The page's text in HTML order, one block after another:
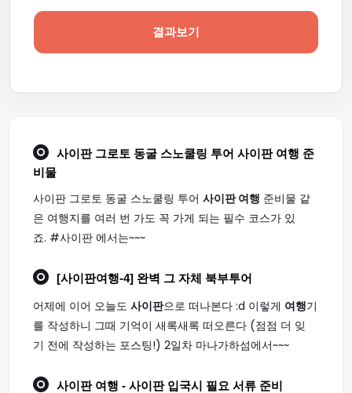
결과보기
사이판 그로토 동굴 스노쿨링 투어 사이판 여행 준
비물
사이판 그로토 동굴 스노쿨링 투어 사이판 여행 준비물 같
은 여행지를 여러 번 가도 꼭 가게 되는 필수 코스가 있
죠. #사이판 에서는~~~
[사이판여행-4] 완벽 그 자체 북부투어
어제에 이어 오늘도 사이판으로 떠나본다 :d 이렇게 여행기
를 작성하니 그때 기억이 새록새록 떠오른다 (점점 더 잊
기 전에 작성하는 포스팅!) 2일차 마나가하섬에서~~~
사이판 여행 - 사이판 입국시 필요 서류 준비